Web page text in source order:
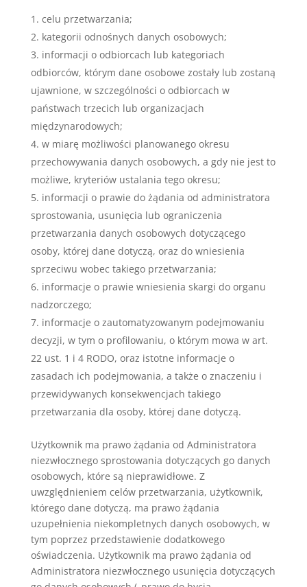
celu przetwarzania;
kategorii odnośnych danych osobowych;
informacji o odbiorcach lub kategoriach
odbiorców, którym dane osobowe zostały lub zostaną
ujawnione, w szczególności o odbiorcach w
państwach trzecich lub organizacjach
międzynarodowych;
w miarę możliwości planowanego okresu
przechowywania danych osobowych, a gdy nie jest to
możliwe, kryteriów ustalania tego okresu;
informacji o prawie do żądania od administratora
sprostowania, usunięcia lub ograniczenia
przetwarzania danych osobowych dotyczącego
osoby, której dane dotyczą, oraz do wniesienia
sprzeciwu wobec takiego przetwarzania;
informacje o prawie wniesienia skargi do organu
nadzorczego;
informacje o zautomatyzowanym podejmowaniu
decyzji, w tym o profilowaniu, o którym mowa w art.
22 ust. 1 i 4 RODO, oraz istotne informacje o
zasadach ich podejmowania, a także o znaczeniu i
przewidywanych konsekwencjach takiego
przetwarzania dla osoby, której dane dotyczą.
Użytkownik ma prawo żądania od Administratora
niezwłocznego sprostowania dotyczących go danych
osobowych, które są nieprawidłowe. Z
uwzględnieniem celów przetwarzania, użytkownik,
którego dane dotyczą, ma prawo żądania
uzupełnienia niekompletnych danych osobowych, w
tym poprzez przedstawienie dodatkowego
oświadczenia. Użytkownik ma prawo żądania od
Administratora niezwłocznego usunięcia dotyczących